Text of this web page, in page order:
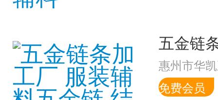
惠州市华
免费会员